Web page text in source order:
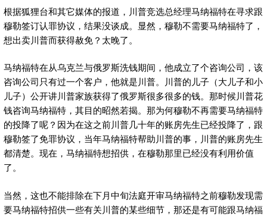
根据狐狸台和其它媒体的报道，川普竞选总经理马纳福特在寻求跟
穆勒签订认罪协议，结果没谈成。显然，穆勒不需要马纳福特了，
想出卖川普而获得赦免？太晚了。
马纳福特在从乌克兰与俄罗斯洗钱期间，他成立了个咨询公司，该
咨询公司只有过一个客户，他就是川普。川普的儿子（大儿子和小
儿子）公开讲川普家族获得了俄罗斯很多很多的钱。那时候川普花
钱咨询马纳福特，其目的昭然若揭。那为何穆勒不再需要马纳福特
的投降了呢？因为在这之前川普几十年的账房先生已经投降了，跟
穆勒签了免罪协议，当年马纳福特帮助川普的事，川普的账房先生
都清楚。现在，马纳福特想招供，在穆勒那里已经没有利用价值
了。
当然，这也不能排除在下月中旬法庭开审马纳福特之前穆勒发现需
要马纳福特招供一些有关川普的某些细节，那还是有可能跟马纳福